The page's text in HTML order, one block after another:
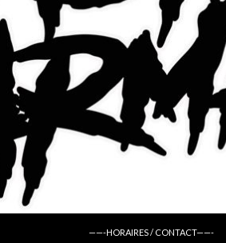
——-HORAIRES / CONTACT——-